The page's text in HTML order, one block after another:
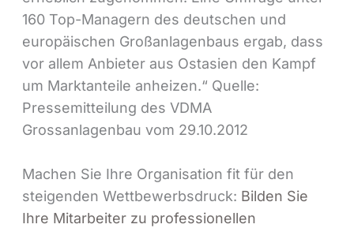
160 Top-Managern des deutschen und
europäischen Großanlagenbaus ergab, dass
vor allem Anbieter aus Ostasien den Kampf
um Marktanteile anheizen.“ Quelle:
Pressemitteilung des VDMA
Grossanlagenbau vom 29.10.2012
Machen Sie Ihre Organisation fit für den
steigenden Wettbewerbsdruck: Bilden Sie
Ihre Mitarbeiter zu professionellen